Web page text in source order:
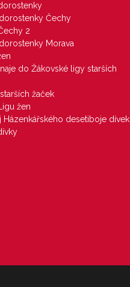
Čechy
2
Morava
do Žákovské ligy starších
žaček
žen
Házenkářského desetiboje dívek